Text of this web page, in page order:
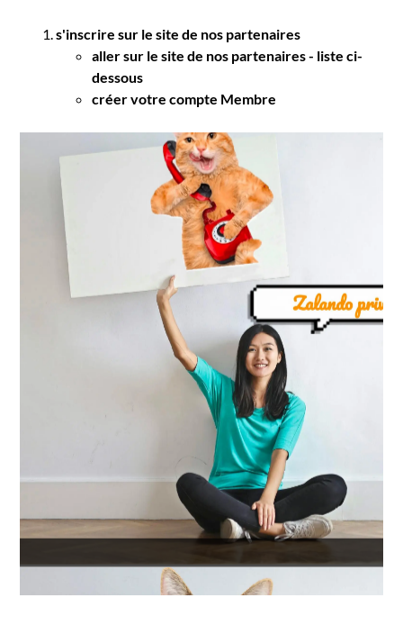
s'inscrire sur le site de nos partenaires
aller sur le site de nos partenaires - liste ci-
dessous
créer votre compte Membre